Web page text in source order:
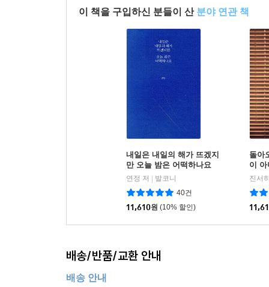
이 책을 구입하신 분들이 산 분야 연관 책
내일은 내일의 해가 뜨겠지
만 오늘 밤은 어떡하나요
연정 저
발코니
40건
11,610원 (10% 할인)
돌아
이 아
진서
배송/반품/교환 안내
배송 안내